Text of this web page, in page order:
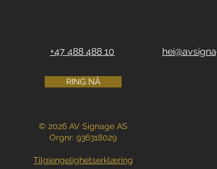
+47 488 488 10
RING NÅ
© 2026 AV Signage AS
Orgnr: 936318029
Tilgjengelighetserklæring